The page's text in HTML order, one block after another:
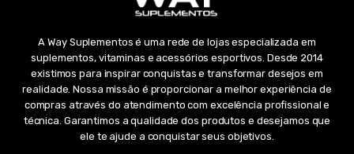
A Way Suplementos é uma rede de lojas especializada em
suplementos, vitaminas e acessórios esportivos. Desde 2014
existimos para inspirar conquistas e transformar desejos em
realidade. Nossa missão é proporcionar a melhor experiência de
compras através do atendimento com excelência profissional e
técnica. Garantimos a qualidade dos produtos e desejamos que
ele te ajude a conquistar seus objetivos.